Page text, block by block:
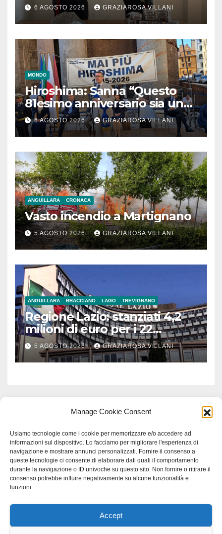
Manage Cookie Consent
Usiamo tecnologie come i cookie per memorizzare e/o accedere ad
informazioni sul dispositivo. Lo facciamo per migliorare l'esperienza di
navigazione e mostrare annunci personalizzati. Fornire il consenso a
queste tecnologie ci consente di elaborare dati quali il comportamento
durante la navigazione o ID univoche su questo sito. Non fornire o ritirare il
consenso potrebbe influire negativamente su alcune funzionalità e
funzioni.
Accept
6 AGOSTO 2026 GRAZIAROSA VILLANI
MONDO
Hiroshima: Sanna “Questo
81esimo anniversario sia un
monito per tutti”
6 AGOSTO 2026 GRAZIAROSA VILLANI
ANGUILLARA CRONACA
Vasto incendio a Martignano
5 AGOSTO 2026 GRAZIAROSA VILLANI
ANGUILLARA BRACCIANO LAGO TREVIGNANO
Regione Lazio: stanziati 4,2
milioni di euro per i 22
Comuni dell’Etruria
Meridionale
5 AGOSTO 2026 GRAZIAROSA VILLANI
Proudly powered by WordPress|Tema: Newspaperex di